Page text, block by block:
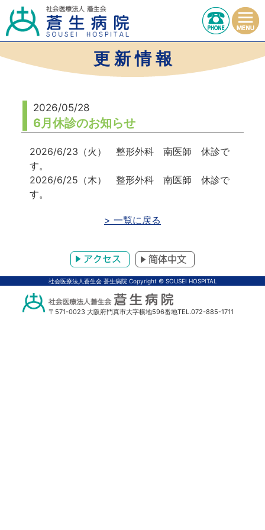
更 新 情 報
2026/05/28
6月休診のお知らせ
2026/6/23（火） 整形外科 南医師 休診で
す。
2026/6/25（木） 整形外科 南医師 休診で
す。
> 一覧に戻る
アクセス 体中文
社会医療法人蒼生会 蒼生病院 Copyright © SOUSEI HOSPITAL
〒571-0023 大阪府門真市大字横地596番地TEL.072-885-1711